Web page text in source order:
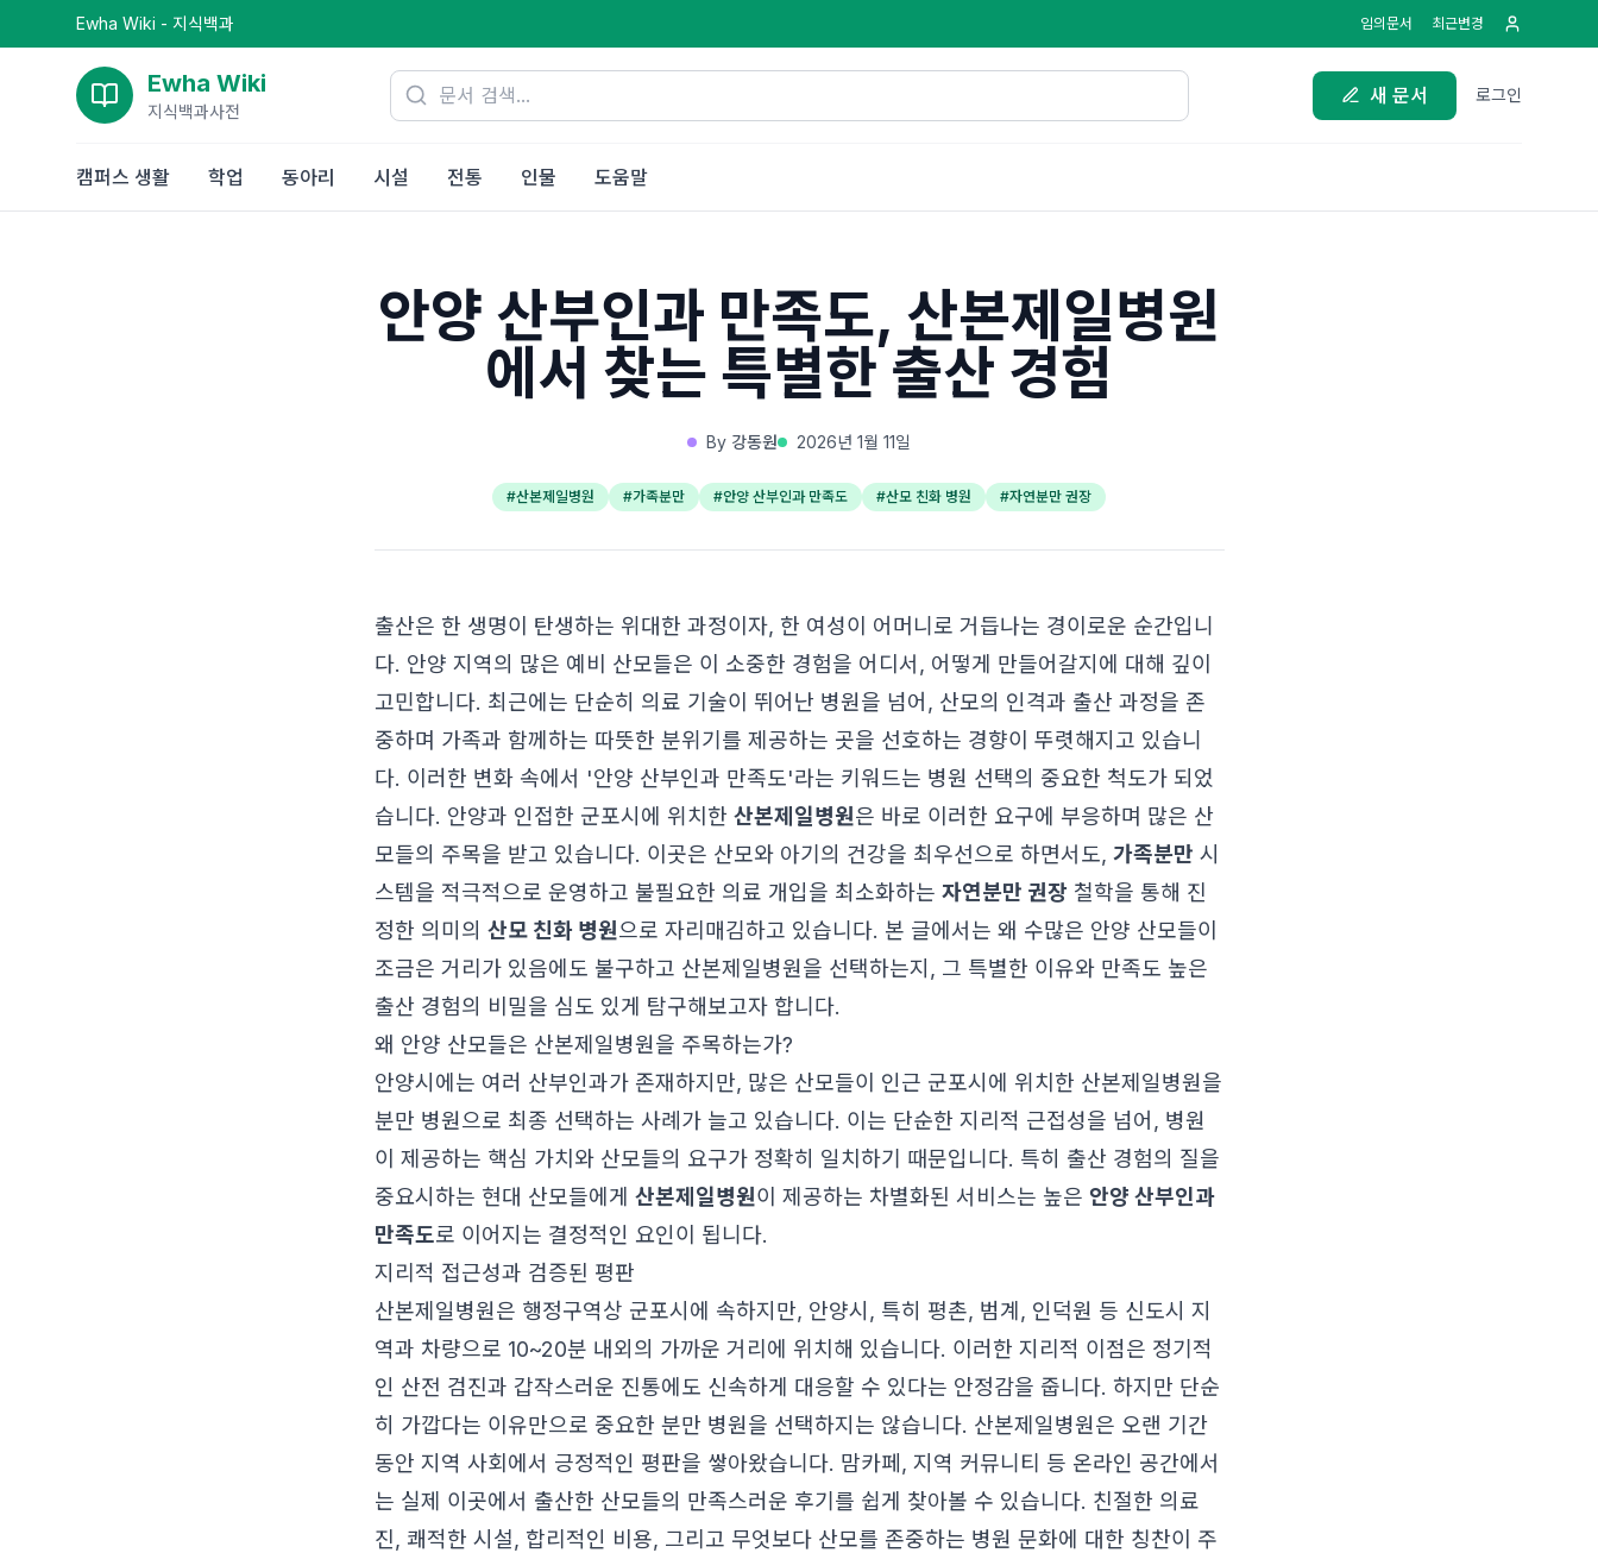
Ewha Wiki - 지식백과 임의문서 최근변경
Ewha Wiki
지식백과사전
새 문서 로그인
캠퍼스 생활 학업 동아리 시설 전통 인물 도움말
안양 산부인과 만족도, 산본제일병원
에서 찾는 특별한 출산 경험
By 강동원 2026년 1월 11일
#산본제일병원 #가족분만 #안양 산부인과 만족도 #산모 친화 병원 #자연분만 권장
출산은 한 생명이 탄생하는 위대한 과정이자, 한 여성이 어머니로 거듭나는 경이로운 순간입니
다. 안양 지역의 많은 예비 산모들은 이 소중한 경험을 어디서, 어떻게 만들어갈지에 대해 깊이
고민합니다. 최근에는 단순히 의료 기술이 뛰어난 병원을 넘어, 산모의 인격과 출산 과정을 존
중하며 가족과 함께하는 따뜻한 분위기를 제공하는 곳을 선호하는 경향이 뚜렷해지고 있습니
다. 이러한 변화 속에서 '안양 산부인과 만족도'라는 키워드는 병원 선택의 중요한 척도가 되었
습니다. 안양과 인접한 군포시에 위치한 산본제일병원은 바로 이러한 요구에 부응하며 많은 산
모들의 주목을 받고 있습니다. 이곳은 산모와 아기의 건강을 최우선으로 하면서도, 가족분만 시
스템을 적극적으로 운영하고 불필요한 의료 개입을 최소화하는 자연분만 권장 철학을 통해 진
정한 의미의 산모 친화 병원으로 자리매김하고 있습니다. 본 글에서는 왜 수많은 안양 산모들이
조금은 거리가 있음에도 불구하고 산본제일병원을 선택하는지, 그 특별한 이유와 만족도 높은
출산 경험의 비밀을 심도 있게 탐구해보고자 합니다.
왜 안양 산모들은 산본제일병원을 주목하는가?
안양시에는 여러 산부인과가 존재하지만, 많은 산모들이 인근 군포시에 위치한 산본제일병원을
분만 병원으로 최종 선택하는 사례가 늘고 있습니다. 이는 단순한 지리적 근접성을 넘어, 병원
이 제공하는 핵심 가치와 산모들의 요구가 정확히 일치하기 때문입니다. 특히 출산 경험의 질을
중요시하는 현대 산모들에게 산본제일병원이 제공하는 차별화된 서비스는 높은 안양 산부인과
만족도로 이어지는 결정적인 요인이 됩니다.
지리적 접근성과 검증된 평판
산본제일병원은 행정구역상 군포시에 속하지만, 안양시, 특히 평촌, 범계, 인덕원 등 신도시 지
역과 차량으로 10~20분 내외의 가까운 거리에 위치해 있습니다. 이러한 지리적 이점은 정기적
인 산전 검진과 갑작스러운 진통에도 신속하게 대응할 수 있다는 안정감을 줍니다. 하지만 단순
히 가깝다는 이유만으로 중요한 분만 병원을 선택하지는 않습니다. 산본제일병원은 오랜 기간
동안 지역 사회에서 긍정적인 평판을 쌓아왔습니다. 맘카페, 지역 커뮤니티 등 온라인 공간에서
는 실제 이곳에서 출산한 산모들의 만족스러운 후기를 쉽게 찾아볼 수 있습니다. 친절한 의료
진, 쾌적한 시설, 합리적인 비용, 그리고 무엇보다 산모를 존중하는 병원 문화에 대한 칭찬이 주